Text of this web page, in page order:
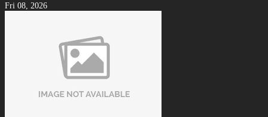
Fri 08, 2026